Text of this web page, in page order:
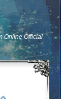
Online Official